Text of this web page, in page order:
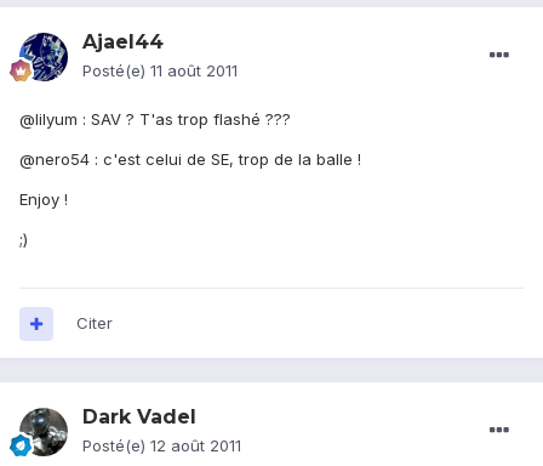
Ajael44
Posté(e) 11 août 2011
@lilyum : SAV ? T'as trop flashé ???
@nero54 : c'est celui de SE, trop de la balle !
Enjoy !
;)
Citer
Dark Vadel
Posté(e) 12 août 2011